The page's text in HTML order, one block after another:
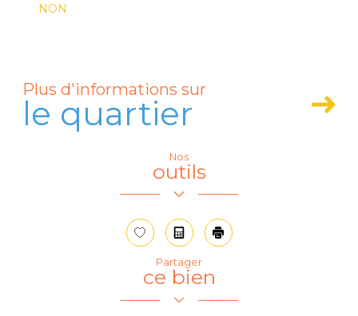
NON
Plus d'informations sur
le quartier
Leaflet
Nos
outils
Sélectionner
CalculatriceImprimer
Partager
ce bien